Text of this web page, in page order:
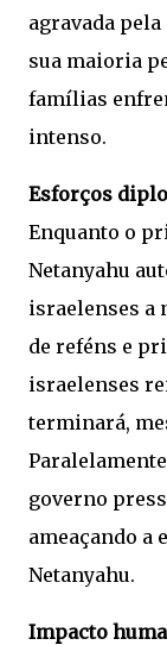
agravada pela
sua maioria
famílias
intenso.
Esforços
Enquanto o
Netanyahu
israelenses a
de reféns e
israelenses
terminará,
governo
ameaçando a
Netanyahu.
Impacto